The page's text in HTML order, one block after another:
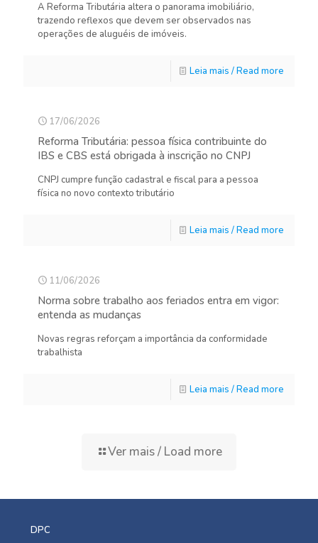
A Reforma Tributária altera o panorama imobiliário,
trazendo reflexos que devem ser observados nas
operações de aluguéis de imóveis.
Leia mais / Read more
17/06/2026
Reforma Tributária: pessoa física contribuinte do
IBS e CBS está obrigada à inscrição no CNPJ
CNPJ cumpre função cadastral e fiscal para a pessoa
física no novo contexto tributário
Leia mais / Read more
11/06/2026
Norma sobre trabalho aos feriados entra em vigor:
entenda as mudanças
Novas regras reforçam a importância da conformidade
trabalhista
Leia mais / Read more
Ver mais / Load more
DPC